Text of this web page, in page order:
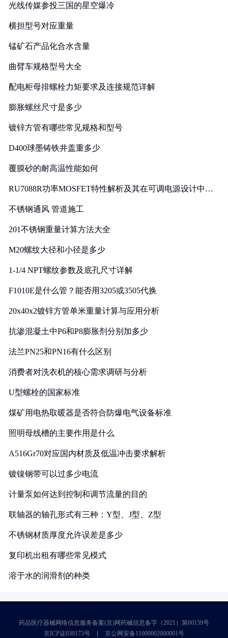
光线传媒参投三国的星空爆冷
横担型号对应重量
锰矿石产品化合水含量
曲臂车规格型号大全
配电柜母排螺栓力矩要求及连接规范详解
膨胀螺丝尺寸是多少
镀锌方管有哪些常见规格和型号
D400球墨铸铁井盖重多少
覆膜砂的耐高温性能如何
RU7088R功率MOSFET特性解析及其在可调电源设计中的
不锈钢通风 管道施工
201不锈钢重量计算方法大全
M20螺纹大径和小径是多少
1-1/4 NPT螺纹参数及底孔尺寸详解
F1010E是什么管？能否用3205或3505代换
20x40x2镀锌方管单米重量计算与应用分析
抗渗混凝土中P6和P8膨胀剂分别加多少
法兰PN25和PN16有什么区别
消费者对洗衣机的核心需求调研与分析
U型螺栓的国家标准
煤矿用电热取暖器是否符合防爆电气设备标准
照明母线槽的主要作用是什么
A516Gr70对应国内材质及低温冲击要求解析
镀镍钢带可以过多少电流
计量泵如何达到控制和调节流量的目的
联轴器的轴孔形式有三种：Y型、J型、Z型
不锈钢材质厚度允许误差是多少
复印机出租有哪些常见模式
溶于水的润滑剂的种类
药品医疗器械网络信息服务备案(京)网药械信息备字（2021）第00159号
京ICP证030173号
京公网安备11000002000001号